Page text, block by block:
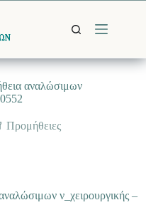
αναλώσιμων
Προμήθειες
ν_χειρουργικής –